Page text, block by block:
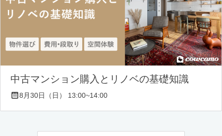
中古マンション購入とリノベの基礎知識
8月30日（日） 13:00~14:00